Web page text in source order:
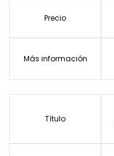
Precio
Más información
Título